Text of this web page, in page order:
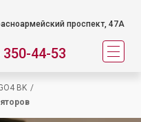
проспект, 47А
44-53
BK /